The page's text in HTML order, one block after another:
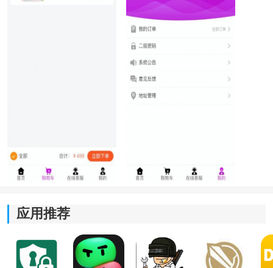
*拥有智能AI系统，能够准确识别食物并记录饮食信息，
提供个性化的健康减肥方案。
*支持连接体脂称和食物营养称，能够提供准确的数据反
馈，清楚了解自身健康状况和饮食摄入。
*丰富的健康食谱，根据用户的喜好和需求，提供合理的
应用推荐